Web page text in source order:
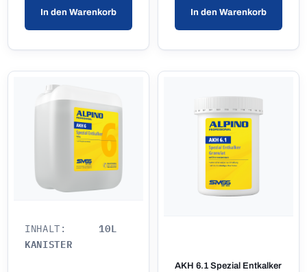
In den Warenkorb In den Warenkorb
INHALT: 10L
KANISTER
AKH 6.1 Spezial Entkalker